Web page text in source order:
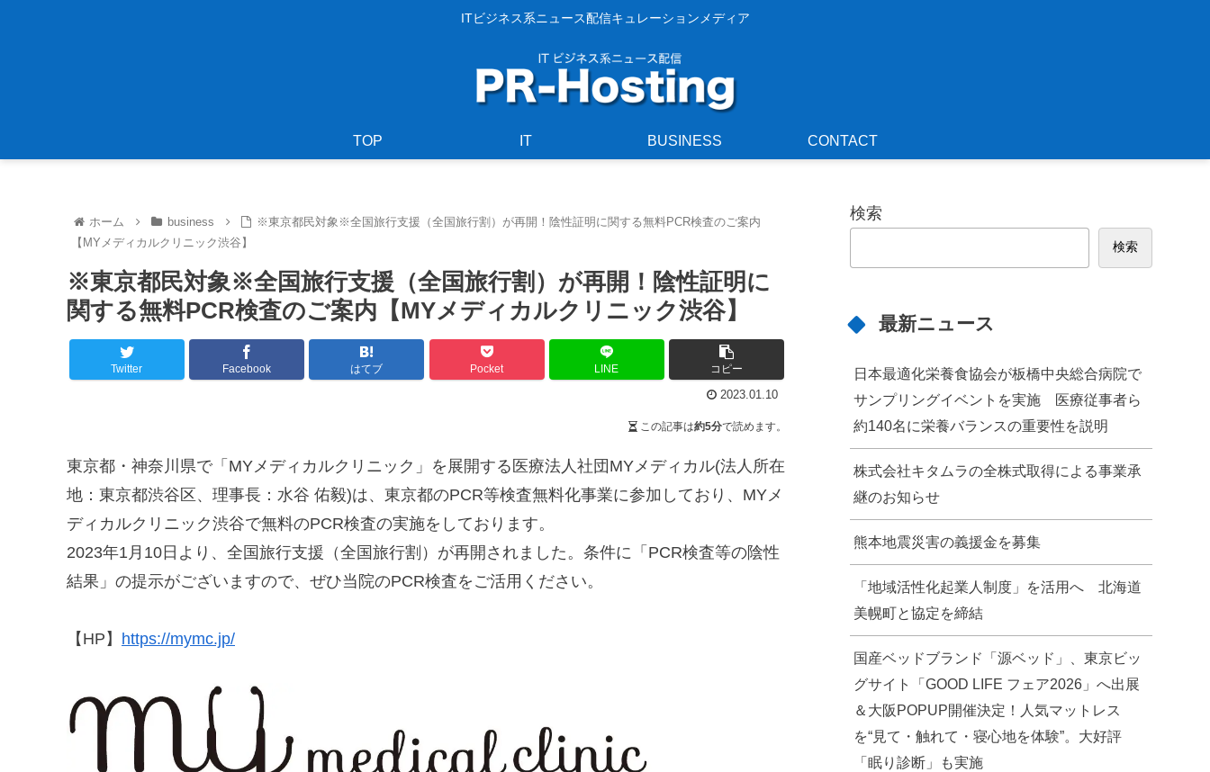
ITビジネス系ニュース配信キュレーションメディア
TOP IT BUSINESS CONTACT
ホーム business
※東京都民対象※全国旅行支援（全国旅行割）が再開！陰性証明に関する無料PCR検査のご案内
【MYメディカルクリニック渋谷】
※東京都民対象※全国旅行支援（全国旅行割）が再開！陰性証明に
関する無料PCR検査のご案内【MYメディカルクリニック渋谷】
Twitter Facebook はてブ Pocket LINE コピー
2023.01.10
この記事は約5分で読めます。
東京都・神奈川県で「MYメディカルクリニック」を展開する医療法人社団MYメディカル(法人所在
地：東京都渋谷区、理事長：水谷 佑毅)は、東京都のPCR等検査無料化事業に参加しており、MYメ
ディカルクリニック渋谷で無料のPCR検査の実施をしております。
2023年1月10日より、全国旅行支援（全国旅行割）が再開されました。条件に「PCR検査等の陰性
結果」の提示がございますので、ぜひ当院のPCR検査をご活用ください。
【HP】 https://mymc.jp/
検索
検索
最新ニュース
日本最適化栄養食協会が板橋中央総合病院で
サンプリングイベントを実施 医療従事者ら
約140名に栄養バランスの重要性を説明
株式会社キタムラの全株式取得による事業承
継のお知らせ
熊本地震災害の義援金を募集
「地域活性化起業人制度」を活用へ 北海道
美幌町と協定を締結
国産ベッドブランド「源ベッド」、東京ビッ
グサイト「GOOD LIFE フェア2026」へ出展
＆大阪POPUP開催決定！人気マットレス
を“見て・触れて・寝心地を体験”。大好評
「眠り診断」も実施